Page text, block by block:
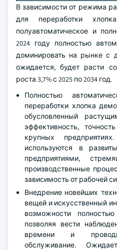
В зависимости от режима
для переработки
полуавтоматическое и
2024 году полностью
доминировать на рынке с
ожидается, будет расти
роста 3,7% с 2025 по 2034 год.
Полностью
переработки хлопка
обусловленный
эффективность,
крупных
используются в
предприятиями,
производственные
зависимость от рабочей
Внедрение новейших
вещей и искусственный
возможности
позволяя вести
времени и
обслуживание.